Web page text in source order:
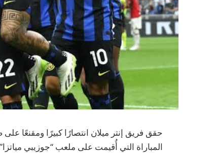
حقق فريق إنتر ميلان انتصارًا كبيرًا ومقنعًا
المباراة التي أُقيمت على ملعب “جوزيبي